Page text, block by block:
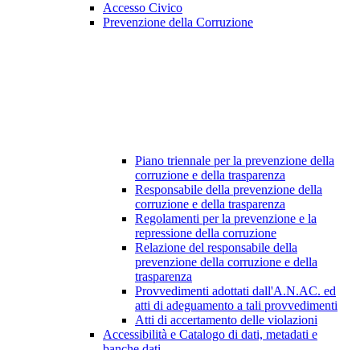
Accesso Civico
Prevenzione della Corruzione
Piano triennale per la prevenzione della
corruzione e della trasparenza
Responsabile della prevenzione della
corruzione e della trasparenza
Regolamenti per la prevenzione e la
repressione della corruzione
Relazione del responsabile della
prevenzione della corruzione e della
trasparenza
Provvedimenti adottati dall'A.N.AC. ed
atti di adeguamento a tali provvedimenti
Atti di accertamento delle violazioni
Accessibilità e Catalogo di dati, metadati e